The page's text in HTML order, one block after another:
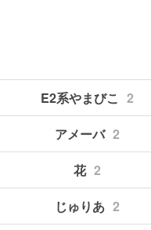
E2系やまびこ 2
アメーバ 2
花 2
じゅりあ 2